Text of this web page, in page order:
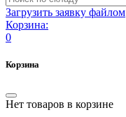
Загрузить заявку файлом
Корзина:
0
Корзина
Нет товаров в корзине